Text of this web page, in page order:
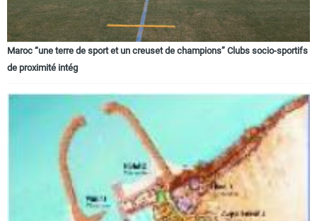
Maroc “une terre de sport et un creuset de champions” Clubs socio-sportifs
de proximité intég